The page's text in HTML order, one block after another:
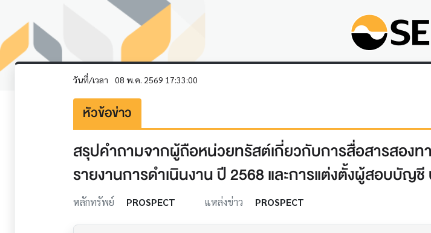
วันที่/เวลา 08 พ.ค. 2569 17:33:00
หัวข้อข่าว
สรุปคำถามจากผู้ถือหน่วยทรัสต์เกี่ยวกับการสื่อสารสองท
รายงานการดำเนินงาน ปี 2568 และการแต่งตั้งผู้สอบบัญชี
หลักทรัพย์ PROSPECT แหล่งข่าว PROSPECT